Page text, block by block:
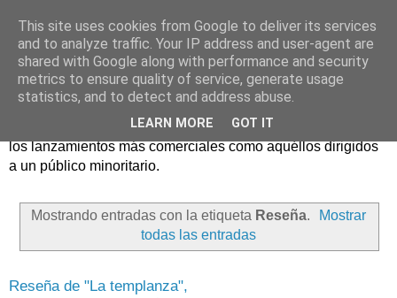
Críticas y reseñas de las principales novedades literarias
editadas en España. En Crítica de libros tienen cabida tanto
los lanzamientos más comerciales como aquéllos dirigidos
a un público minoritario.
Mostrando entradas con la etiqueta Reseña.
Mostrar
todas las entradas
Reseña de "La templanza",
This site uses cookies from Google to deliver its services
and to analyze traffic. Your IP address and user-agent are
shared with Google along with performance and security
metrics to ensure quality of service, generate usage
statistics, and to detect and address abuse.
LEARN MORE GOT IT